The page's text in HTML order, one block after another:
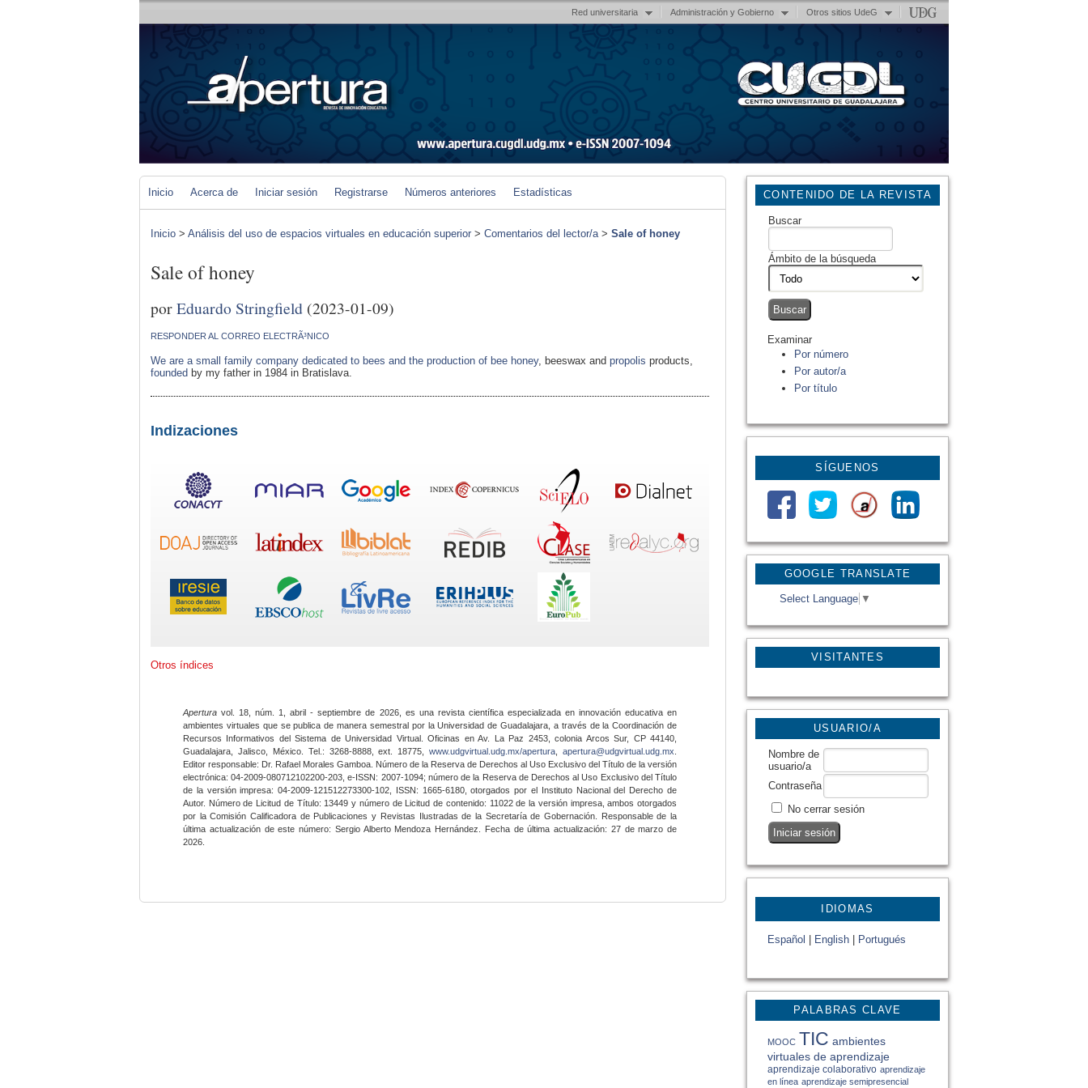
Red universitaria Administración y Gobierno Otros sitios UdeG
GOOGLE TRANSLATE
Select Language ▼
VISITANTES
CONTENIDO DE LA REVISTA
Buscar
Ámbito de la búsqueda
Examinar
Por número
Por autor/a
Por título
SÍGUENOS
USUARIO/A
Nombre de
usuario/a
Contraseña
No cerrar sesión
IDIOMAS
Español English Portugués
PALABRAS CLAVE
MOOC TIC ambientes
virtuales de aprendizaje
aprendizaje colaborativo aprendizaje
en línea aprendizaje semipresencial
Inicio Acerca de Iniciar sesión Registrarse Números anteriores Estadísticas
Inicio > Análisis del uso de espacios virtuales en educación superior > Comentarios del lector/a> Sale of honey
Sale of honey
porEduardo Stringfield (2023-01-09)
RESPONDER AL CORREO ELECTRÃ³NICO
We are a small family company dedicated to bees and the production of bee honey, beeswax and propolis products,
founded by my father in 1984 in Bratislava.
Indizaciones
Otros índices
Apertura vol. 18, núm. 1, abril - septiembre de 2026, es una revista científica especializada en innovación educativa en
ambientes virtuales que se publica de manera semestral por la Universidad de Guadalajara, a través de la Coordinación de
Recursos Informativos del Sistema de Universidad Virtual. Oficinas en Av. La Paz 2453, colonia Arcos Sur, CP 44140,
Guadalajara, Jalisco, México. Tel.: 3268-8888, ext. 18775,www.udgvirtual.udg.mx/apertura apertura@udgvirtual.udg.mx
Editor responsable: Dr. Rafael Morales Gamboa. Número de la Reserva de Derechos al Uso Exclusivo del Título de la versión
electrónica: 04-2009-080712102200-203, e-ISSN: 2007-1094; número de la Reserva de Derechos al Uso Exclusivo del Título
de la versión impresa: 04-2009-121512273300-102, ISSN: 1665-6180, otorgados por el Instituto Nacional del Derecho de
Autor. Número de Licitud de Título: 13449 y número de Licitud de contenido: 11022 de la versión impresa, ambos otorgados
por la Comisión Calificadora de Publicaciones y Revistas Ilustradas de la Secretaría de Gobernación. Responsable de la
última actualización de este número: Sergio Alberto Mendoza Hernández. Fecha de última actualización: 27 de marzo de
2026.